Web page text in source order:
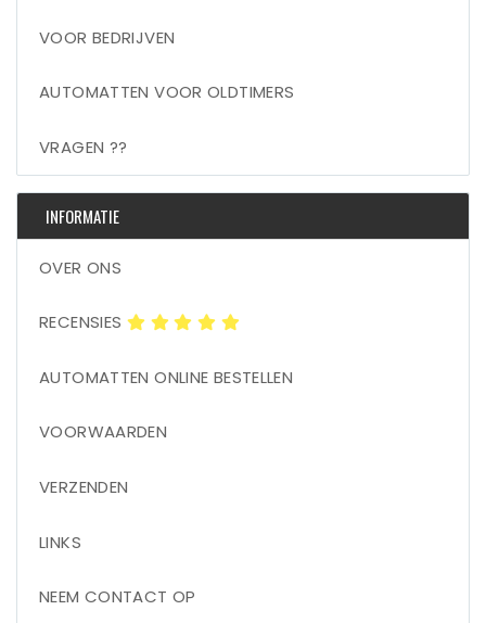
VOOR BEDRIJVEN
AUTOMATTEN VOOR OLDTIMERS
VRAGEN ??
INFORMATIE
OVER ONS
RECENSIES
AUTOMATTEN ONLINE BESTELLEN
VOORWAARDEN
VERZENDEN
LINKS
NEEM CONTACT OP